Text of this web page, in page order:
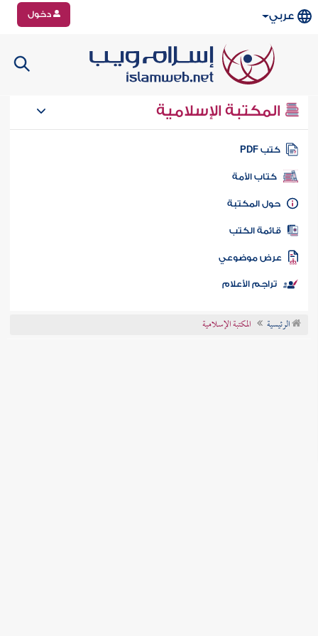
عربي دخول
المكتبة الإسلامية
كتب PDF
كتاب الأمة
المكتبة
الكتب
موضوعي
تراجم الأعلام
الرئيسية المكتبة الإسلامية